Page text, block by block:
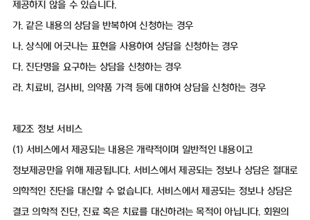
제공하지 않을 수 있습니다.
가. 같은 내용의 상담을 반복하여 신청하는 경우
나. 상식에 어긋나는 표현을 사용하여 상담을 신청하는 경우
다. 진단명을 요구하는 상담을 신청하는 경우
라. 치료비, 검사비, 의약품 가격 등에 대하여 상담을 신청하는 경우
제2조 정보 서비스
(1) 서비스에서 제공되는 내용은 개략적이며 일반적인 내용이고
정보제공만을 위해 제공됩니다. 서비스에서 제공되는 정보나 상담은 절대로
의학적인 진단을 대신할 수 없습니다. 서비스에서 제공되는 정보나 상담은
결코 의학적 진단, 진료 혹은 치료를 대신하려는 목적이 아닙니다. 회원의